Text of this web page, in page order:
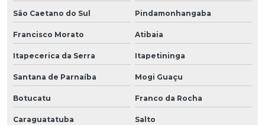
São Caetano do Sul Pindamonhangaba
Francisco Morato Atibaia
Itapecerica da Serra Itapetininga
Santana de Parnaíba Mogi Guaçu
Botucatu Franco da Rocha
Caraguatatuba Salto